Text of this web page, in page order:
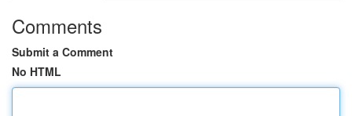
Comments
Submit a Comment
No HTML